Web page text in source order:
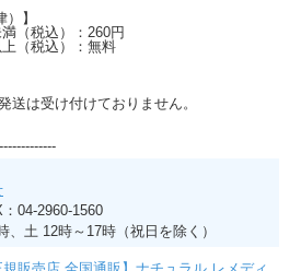
】
（税込）：260円
（税込）：無料
は受け付けておりません。
04-2960-1560
土 12時～17時（祝日を除く）